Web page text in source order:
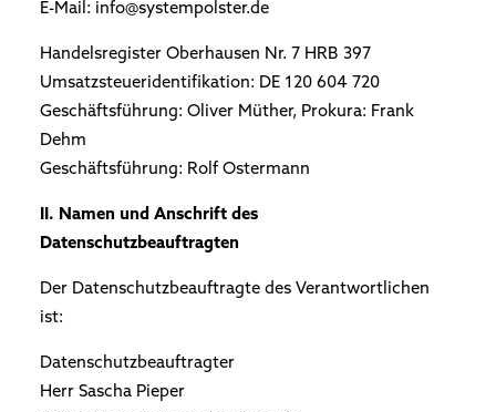
E-Mail: info@systempolster.de
Handelsregister Oberhausen Nr. 7 HRB 397
Umsatzsteueridentifikation: DE 120 604 720
Geschäftsführung: Oliver Müther, Prokura: Frank
Dehm
Geschäftsführung: Rolf Ostermann
II. Namen und Anschrift des
Datenschutzbeauftragten
Der Datenschutzbeauftragte des Verantwortlichen
ist:
Datenschutzbeauftragter
Herr Sascha Pieper